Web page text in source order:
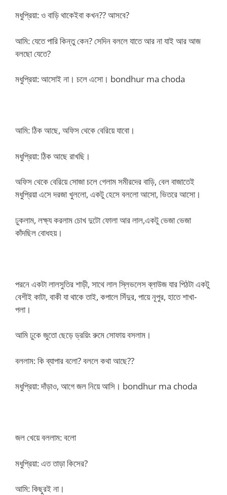
মধুপ্রিয়া: ও বাড়ি থাকেইবা কখন?? আসবে?
আমি: যেতে পারি কিন্তু কেন? সেদিন বললে যাতে আর না যাই আর আজ
বলছো যেতে?
মধুপ্রিয়া: আসো‌ই না। চলে এসো। bondhur ma choda
আমি: ঠিক আছে, অফিস থেকে বেরিয়ে যাবো।
মধুপ্রিয়া: ঠিক আছে রাখছি।
অফিস থেকে বেরিয়ে সোজা চলে গেলাম সমীরদের বাড়ি, বেল বাজাতেই
মধুপ্রিয়া এসে দরজা খুললো, একটু হেসে বললো আসো, ভিতরে আসো।
ঢুকলাম, লক্ষ্য করলাম চোখ দুটো ফোলা আর লাল,একটু ভেজা ভেজা
কাঁদছিল বোধহয়।
পরনে একটা লালসুতির শাড়ী, সাথে লাল স্লিভলেস ব্লাউজ যার পিঠটা একটু
বেশীই কাটা, বাকী যা থাকে তাই, কপালে সিঁদুর, পায়ে নূপুর, হাতে শাখা-
পলা।
আমি ঢুকে জুতো ছেড়ে ড্রয়িং রুমে সোফায় বসলাম।
বললাম: কি ব্যাপার বলো? বললে কথা আছে??
মধুপ্রিয়া: দাঁড়াও, আগে জল নিয়ে আসি। bondhur ma choda
জল খেয়ে বললাম: বলো
মধুপ্রিয়া: এত তাড়া কিসের?
আমি: কিছুরই না।